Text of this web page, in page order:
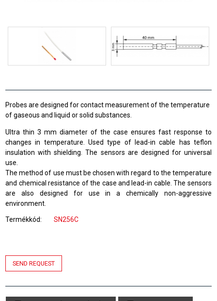
Probes are designed for contact measurement of the temperature
of gaseous and liquid or solid substances.
Ultra thin 3 mm diameter of the case ensures fast response to
changes in temperature. Used type of lead-in cable has teflon
insulation with shielding. The sensors are designed for universal
use.
The method of use must be chosen with regard to the temperature
and chemical resistance of the case and lead-in cable. The sensors
are also designed for use in a chemically non-aggressive
environment.
Termékkód SN256C
SEND REQUEST